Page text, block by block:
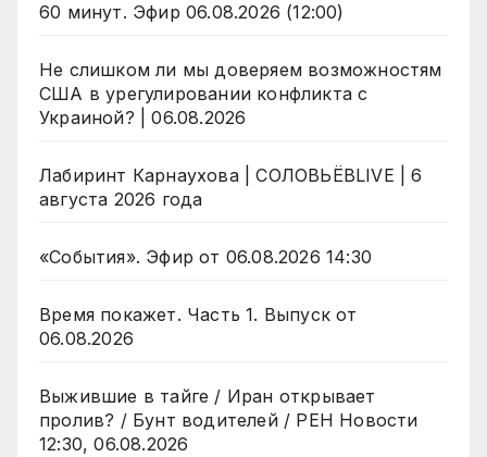
60 минут. Эфир 06.08.2026 (12:00)
Не слишком ли мы доверяем возможностям
США в урегулировании конфликта с
Украиной? | 06.08.2026
Лабиринт Карнаухова | СОЛОВЬЁВLIVE | 6
августа 2026 года
«События». Эфир от 06.08.2026 14:30
Время покажет. Часть 1. Выпуск от
06.08.2026
Выжившие в тайге / Иран открывает
пролив? / Бунт водителей / РЕН Новости
12:30, 06.08.2026